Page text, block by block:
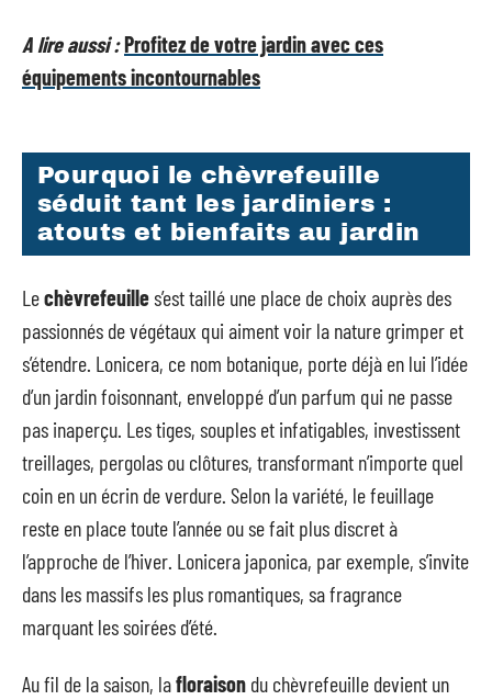
A lire aussi :Profitez de votre jardin avec ces
équipements incontournables
Pourquoi le chèvrefeuille
séduit tant les jardiniers :
atouts et bienfaits au jardin
Lechèvrefeuilles’est taillé une place de choix auprès des
passionnés de végétaux qui aiment voir la nature grimper et
s’étendre. Lonicera, ce nom botanique, porte déjà en lui l’idée
d’un jardin foisonnant, enveloppé d’un parfum qui ne passe
pas inaperçu. Les tiges, souples et infatigables, investissent
treillages, pergolas ou clôtures, transformant n’importe quel
coin en un écrin de verdure. Selon la variété, le feuillage
reste en place toute l’année ou se fait plus discret à
l’approche de l’hiver. Lonicera japonica, par exemple, s’invite
dans les massifs les plus romantiques, sa fragrance
marquant les soirées d’été.
Au fil de la saison, lafloraison du chèvrefeuille devient un